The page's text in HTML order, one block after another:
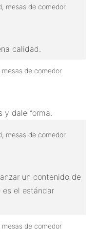
calidad.
y dale forma.
un contenido de
es el estándar